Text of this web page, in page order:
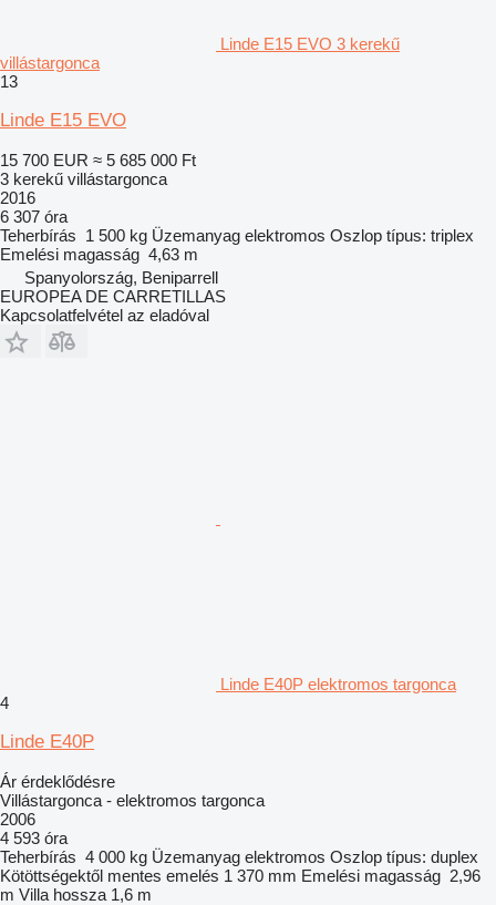
Linde E15 EVO 3 kerekű
villástargonca
13
Linde E15 EVO
15 700 EUR ≈ 5 685 000 Ft
3 kerekű villástargonca
2016
6 307 óra
Teherbírás 1 500 kg Üzemanyag elektromos Oszlop típus: triplex
Emelési magasság 4,63 m
Spanyolország, Beniparrell
EUROPEA DE CARRETILLAS
Kapcsolatfelvétel az eladóval
Linde E40P elektromos targonca
4
Linde E40P
Ár érdeklődésre
Villástargonca - elektromos targonca
2006
4 593 óra
Teherbírás 4 000 kg Üzemanyag elektromos Oszlop típus: duplex
Kötöttségektől mentes emelés 1 370 mm Emelési magasság 2,96
m Villa hossza 1,6 m